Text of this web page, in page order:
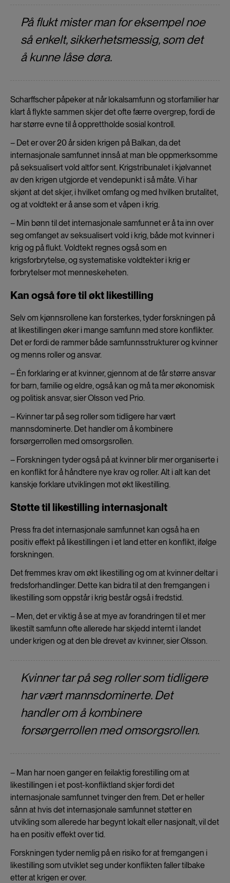
På flukt mister man for eksempel noe
så enkelt, sikkerhetsmessig, som det
å kunne låse døra.
Scharffscher påpeker at når lokalsamfunn og storfamilier har
klart å flykte sammen skjer det ofte færre overgrep, fordi de
har større evne til å opprettholde sosial kontroll.
– Det er over 20 år siden krigen på Balkan, da det
internasjonale samfunnet innså at man ble oppmerksomme
på seksualisert vold altfor sent. Krigstribunalet i kjølvannet
av den krigen utgjorde et vendepunkt i så måte. Vi har
skjønt at det skjer, i hvilket omfang og med hvilken brutalitet,
og at voldtekt er å anse som et våpen i krig.
– Min bønn til det internasjonale samfunnet er å ta inn over
seg omfanget av seksualisert vold i krig, både mot kvinner i
krig og på flukt. Voldtekt regnes også som en
krigsforbrytelse, og systematiske voldtekter i krig er
forbrytelser mot menneskeheten.
Kan også føre til økt likestilling
Selv om kjønnsrollene kan forsterkes, tyder forskningen på
at likestillingen øker i mange samfunn med store konflikter.
Det er fordi de rammer både samfunnsstrukturer og kvinner
og menns roller og ansvar.
– Én forklaring er at kvinner, gjennom at de får større ansvar
for barn, familie og eldre, også kan og må ta mer økonomisk
og politisk ansvar, sier Olsson ved Prio.
– Kvinner tar på seg roller som tidligere har vært
mannsdominerte. Det handler om å kombinere
forsørgerrollen med omsorgsrollen.
– Forskningen tyder også på at kvinner blir mer organiserte i
en konflikt for å håndtere nye krav og roller. Alt i alt kan det
kanskje forklare utviklingen mot økt likestilling.
Støtte til likestilling internasjonalt
Press fra det internasjonale samfunnet kan også ha en
positiv effekt på likestillingen i et land etter en konflikt, ifølge
forskningen.
Det fremmes krav om økt likestilling og om at kvinner deltar i
fredsforhandlinger. Dette kan bidra til at den fremgangen i
likestilling som oppstår i krig består også i fredstid.
– Men, det er viktig å se at mye av forandringen til et mer
likestilt samfunn ofte allerede har skjedd internt i landet
under krigen og at den ble drevet av kvinner, sier Olsson.
Kvinner tar på seg roller som tidligere
har vært mannsdominerte. Det
handler om å kombinere
forsørgerrollen med omsorgsrollen.
– Man har noen ganger en feilaktig forestilling om at
likestillingen i et post-konfliktland skjer fordi det
internasjonale samfunnet tvinger den frem. Det er heller
sånn at hvis det internasjonale samfunnet støtter en
utvikling som allerede har begynt lokalt eller nasjonalt, vil det
ha en positiv effekt over tid.
Forskningen tyder nemlig på en risiko for at fremgangen i
likestilling som utviklet seg under konflikten faller tilbake
etter at krigen er over.